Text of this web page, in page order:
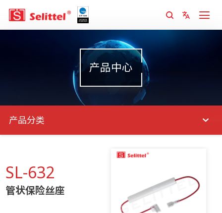
产品中心
产品分类
SL-632
管状保险丝座